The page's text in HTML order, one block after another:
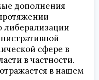
дополнения
либерализации
сфере в
в частности.
в нашем